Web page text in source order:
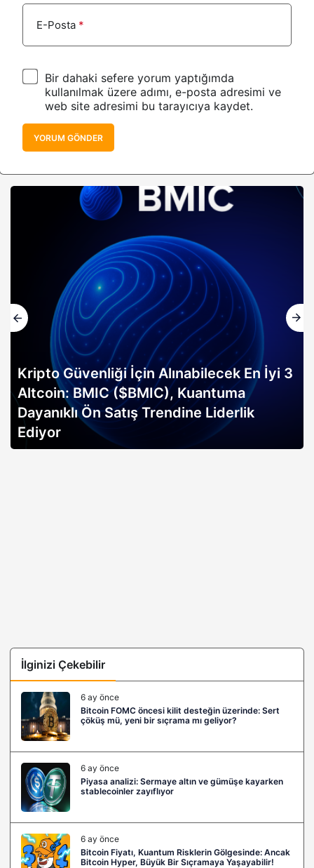
E-Posta *
Bir dahaki sefere yorum yaptığımda
kullanılmak üzere adımı, e-posta adresimi ve
web site adresimi bu tarayıcıya kaydet.
YORUM GÖNDER
Kripto Güvenliği İçin Alınabilecek En İyi 3
Altcoin: BMIC ($BMIC), Kuantuma
Dayanıklı Ön Satış Trendine Liderlik
Ediyor
İlginizi Çekebilir
6 ay önce
Bitcoin FOMC öncesi kilit desteğin üzerinde: Sert
çöküş mü, yeni bir sıçrama mı geliyor?
6 ay önce
Piyasa analizi: Sermaye altın ve gümüşe kayarken
stablecoinler zayıflıyor
6 ay önce
Bitcoin Fiyatı, Kuantum Risklerin Gölgesinde: Ancak
Bitcoin Hyper, Büyük Bir Sıçramaya Yaşayabilir!